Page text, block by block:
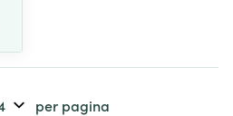
per pagina